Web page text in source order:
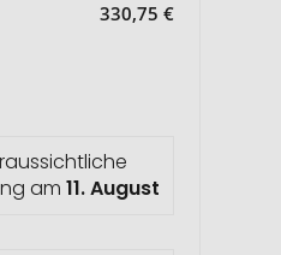
330,75 €
am 11. August